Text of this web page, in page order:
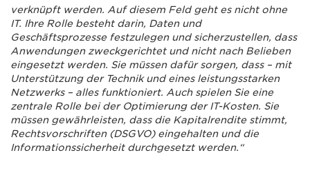
verknüpft werden. Auf diesem Feld geht es nicht ohne
IT. Ihre Rolle besteht darin, Daten und
Geschäftsprozesse festzulegen und sicherzustellen, dass
Anwendungen zweckgerichtet und nicht nach Belieben
eingesetzt werden. Sie müssen dafür sorgen, dass – mit
Unterstützung der Technik und eines leistungsstarken
Netzwerks – alles funktioniert. Auch spielen Sie eine
zentrale Rolle bei der Optimierung der IT-Kosten. Sie
müssen gewährleisten, dass die Kapitalrendite stimmt,
Rechtsvorschriften (DSGVO) eingehalten und die
Informationssicherheit durchgesetzt werden.“